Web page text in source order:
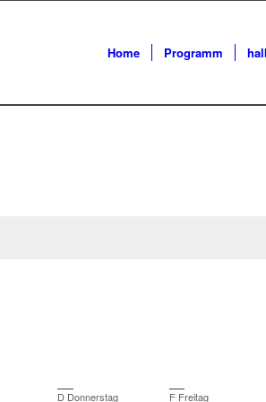
Home Programm
D Donnerstag F Freitag